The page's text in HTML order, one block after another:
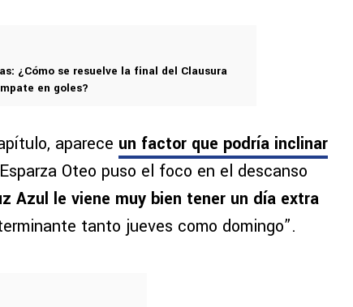
¿Cómo se resuelve la final del Clausura
en goles?
aparece un factor que podría inclinar
Oteo puso el foco en el descanso
Azul le viene muy bien tener un día extra
tanto jueves como domingo”.